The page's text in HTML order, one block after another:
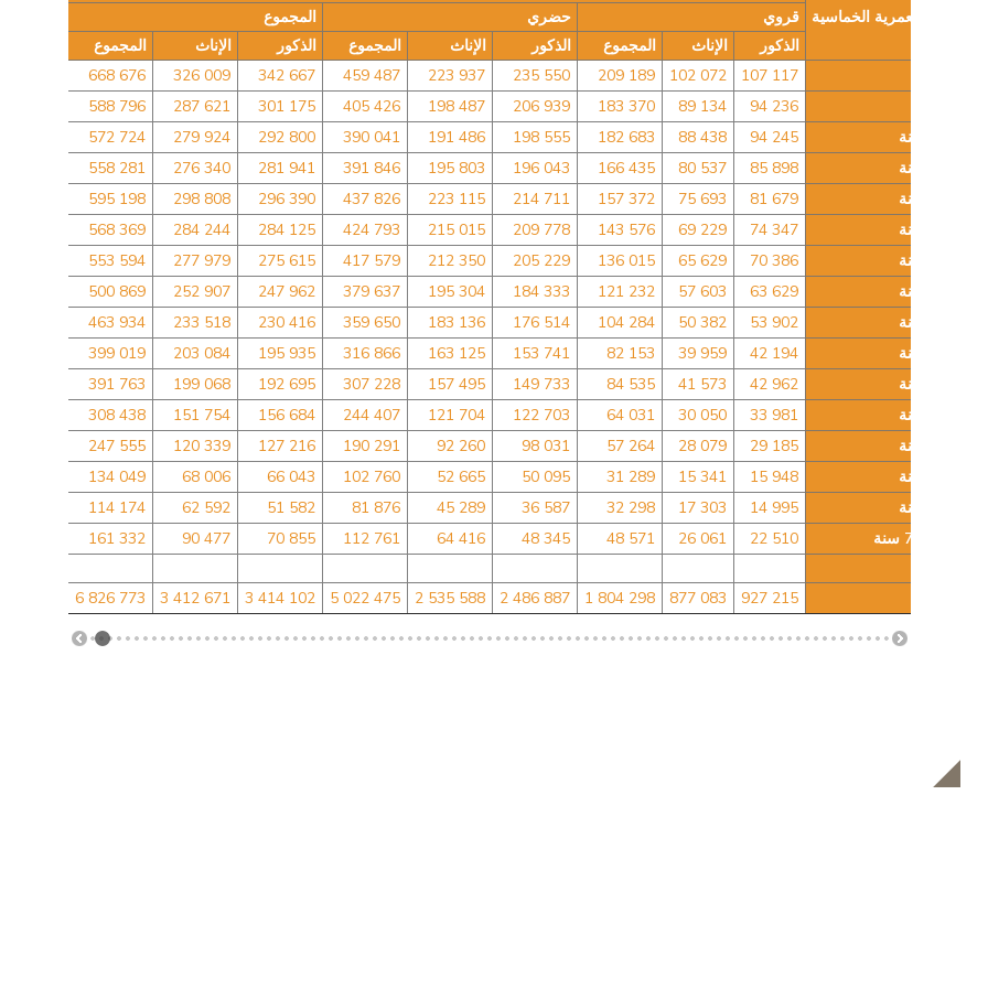
قروي
حضري
المجموع
الذكور
الإناث المجموع الذكور الإناث المجموع الذكور الإناث المجموع
107 117
102 072
209 189
235 550
223 937
459 487
342 667
326 009
668 676
94 236
89 134
183 370
206 939
198 487
405 426
301 175
287 621
588 796
94 245
88 438
182 683
198 555
191 486
390 041
292 800
279 924
572 724
85 898
80 537
166 435
196 043
195 803
391 846
281 941
276 340
558 281
81 679
75 693
157 372
214 711
223 115
437 826
296 390
298 808
595 198
74 347
69 229
143 576
209 778
215 015
424 793
284 125
284 244
568 369
70 386
65 629
136 015
205 229
212 350
417 579
275 615
277 979
553 594
63 629
57 603
121 232
184 333
195 304
379 637
247 962
252 907
500 869
53 902
50 382
104 284
176 514
183 136
359 650
230 416
233 518
463 934
42 194
39 959
82 153
153 741
163 125
316 866
195 935
203 084
399 019
42 962
41 573
84 535
149 733
157 495
307 228
192 695
199 068
391 763
33 981
30 050
64 031
122 703
121 704
244 407
156 684
151 754
308 438
29 185
28 079
57 264
98 031
92 260
190 291
127 216
120 339
247 555
15 948
15 341
31 289
50 095
52 665
102 760
66 043
68 006
134 049
14 995
17 303
32 298
36 587
45 289
81 876
51 582
62 592
114 174
22 510
26 061
48 571
48 345
64 416
112 761
70 855
90 477
161 332
927 215
877 083
1 804 298
2 486 887
2 535 588
5 022 475
3 414 102
3 412 671
6 826 773